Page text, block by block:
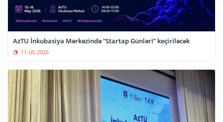
AzTU İnkubasiya Mərkəzində “Startap Günləri” keçiriləcək
11-05-2026